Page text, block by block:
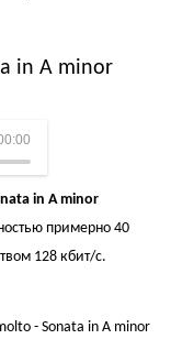
in A minor
minor
in A minor
примерно 40
128 кбит/с.
- Sonata in A minor